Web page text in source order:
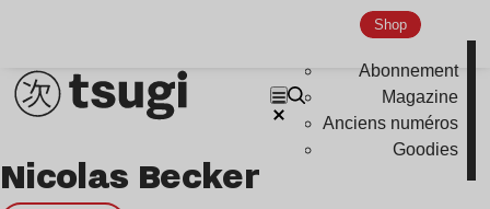
Shop
Abonnement
Magazine
Anciens numéros
Goodies
Bass Music
Pop
Disco
Nicolas Becker